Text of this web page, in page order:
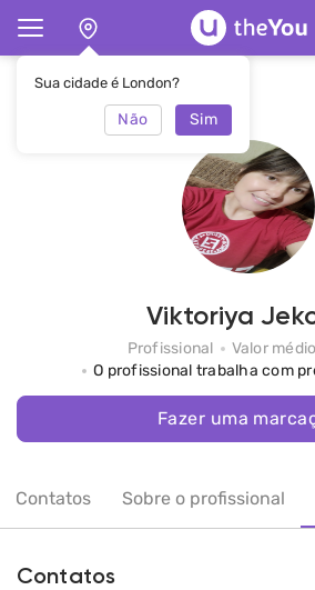
Sua cidade é London?
Não Sim
Principal Viktoriya Jekova
Viktoriya
Profissional
Valor
O profissional trabalha com
Fazer uma
Contatos Sobre o profissional
Contatos